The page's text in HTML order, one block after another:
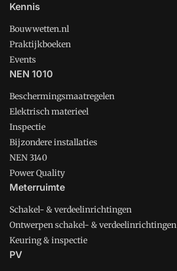
Kennis
Bouwwetten.nl
Praktijkboeken
Events
NEN 1010
Beschermingsmaatregelen
Elektrisch materieel
Inspectie
Bijzondere installaties
NEN 3140
Power Quality
Meterruimte
Schakel- & verdeelinrichtingen
Ontwerpen schakel- & verdeelinrichtingen
Keuring & inspectie
PV